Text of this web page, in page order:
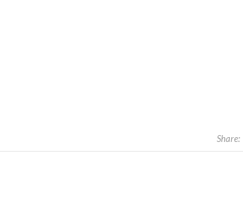
Share: